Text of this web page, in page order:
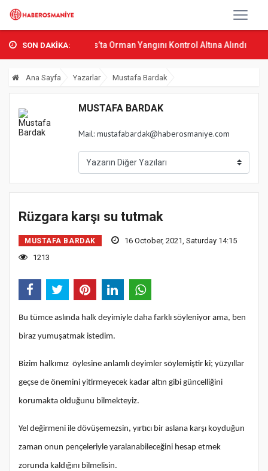
SON DAKİKA:
Osmani... Sumbas’ta Orman Yangını Kontrol Altına Alındı
Ana Sayfa Yazarlar Mustafa Bardak
MUSTAFA BARDAK
Mail: mustafabardak@haberosmaniye.com
Rüzgara karşı su tutmak
MUSTAFA BARDAK
16 October, 2021, Saturday 14:15
1213
Bu tümce aslında halk deyimiyle daha farklı söyleniyor ama, ben
biraz yumuşatmak istedim.
Bizim halkımız öylesine anlamlı deyimler söylemiştir ki; yüzyıllar
geçse de önemini yitirmeyecek kadar altın gibi güncelliğini
korumakta olduğunu bilmekteyiz.
Yel değirmeni ile dövüşemezsin, yırtıcı bir aslana karşı koyduğun
zaman onun pençeleriyle yaralanabileceğini hesap etmek
zorunda kaldığını bilmelisin.